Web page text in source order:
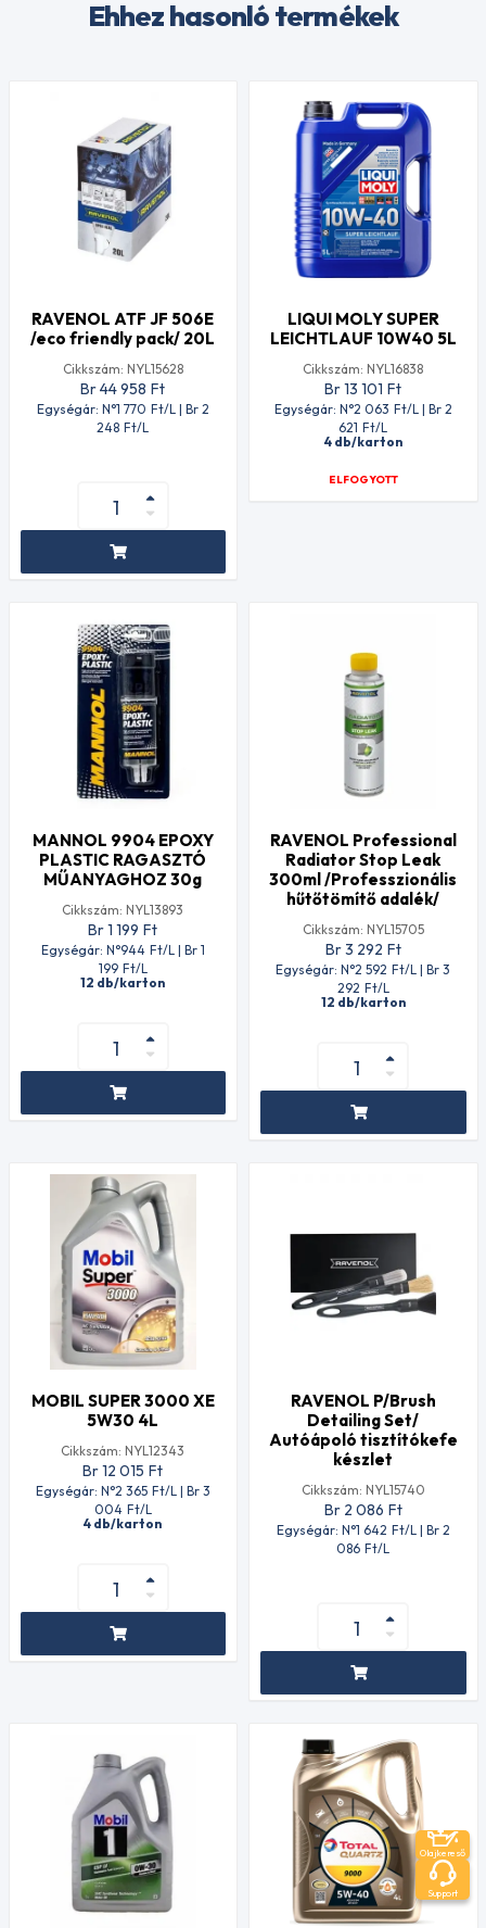
Ehhez hasonló termékek
RAVENOL ATF JF 506E
/eco friendly pack/ 20L
Cikkszám: NYL15628
Br 44 958 Ft
Egységár: N°1 770 Ft/L | Br 2
248 Ft/L
LIQUI MOLY SUPER
LEICHTLAUF 10W40 5L
Cikkszám: NYL16838
Br 13 101 Ft
Egységár: N°2 063 Ft/L | Br 2
621 Ft/L
4 db/karton
ELFOGYOTT
MANNOL 9904 EPOXY
PLASTIC RAGASZTÓ
MŰANYAGHOZ 30g
Cikkszám: NYL13893
Br 1 199 Ft
Egységár: N°944 Ft/L | Br 1
199 Ft/L
12 db/karton
RAVENOL Professional
Radiator Stop Leak
300ml /Professzionális
hűtőtömítő adalék/
Cikkszám: NYL15705
Br 3 292 Ft
Egységár: N°2 592 Ft/L | Br 3
292 Ft/L
12 db/karton
MOBIL SUPER 3000 XE
5W30 4L
Cikkszám: NYL12343
Br 12 015 Ft
Egységár: N°2 365 Ft/L | Br 3
004 Ft/L
4 db/karton
RAVENOL P/Brush
Detailing Set/
Autóápoló tisztítókefe
készlet
Cikkszám: NYL15740
Br 2 086 Ft
Egységár: N°1 642 Ft/L | Br 2
086 Ft/L
Olajkereső
Support